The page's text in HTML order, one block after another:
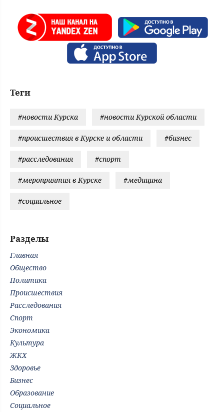
Теги
#новости Курска #новости Курской области
#происшествия в Курске и области #бизнес
#расследования #спорт
#мероприятия в Курске #медицина
#социальное
Разделы
Главная
Общество
Политика
Происшествия
Расследования
Спорт
Экономика
Культура
ЖКХ
Здоровье
Бизнес
Образование
Социальное